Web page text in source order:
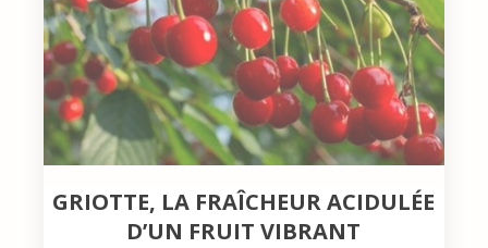
GRIOTTE, LA FRAÎCHEUR ACIDULÉE
D’UN FRUIT VIBRANT